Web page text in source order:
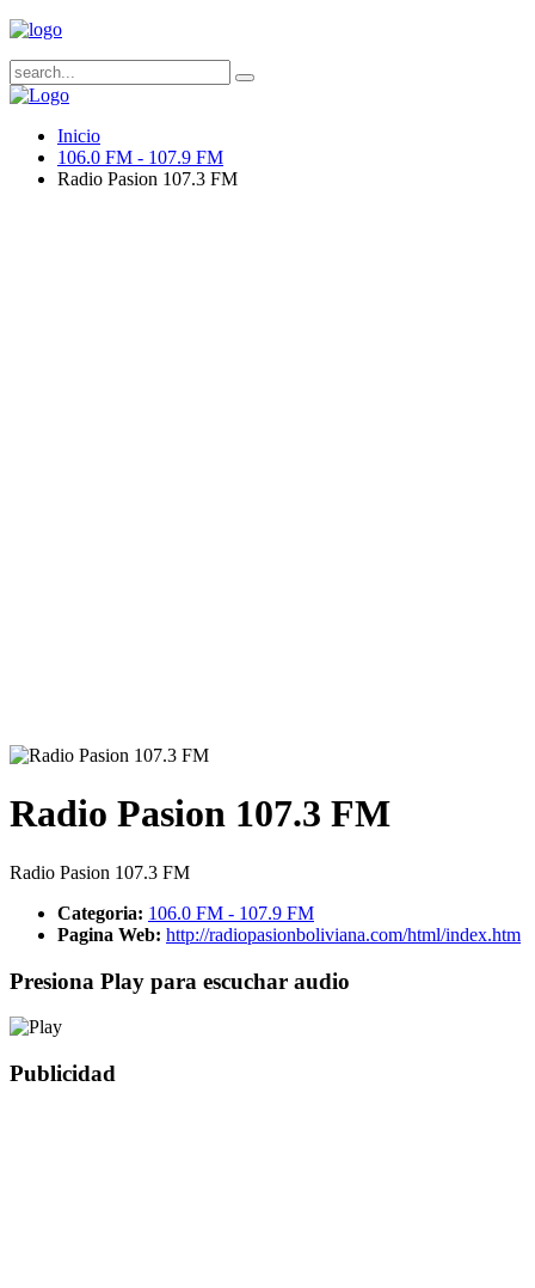
Inicio
106.0 FM - 107.9 FM
Radio Pasion 107.3 FM
Radio Pasion 107.3 FM
Radio Pasion 107.3 FM
Categoria: 106.0 FM - 107.9 FM
Pagina Web: http://radiopasionboliviana.com/html/index.htm
Presiona Play para escuchar audio
Publicidad